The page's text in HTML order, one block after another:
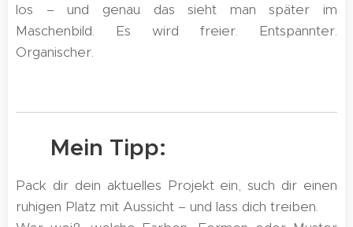
los – und genau das sieht man später im
Maschenbild. Es wird freier. Entspannter.
Organischer.
🌟 Mein Tipp:
Pack dir dein aktuelles Projekt ein, such dir einen
ruhigen Platz mit Aussicht – und lass dich treiben.